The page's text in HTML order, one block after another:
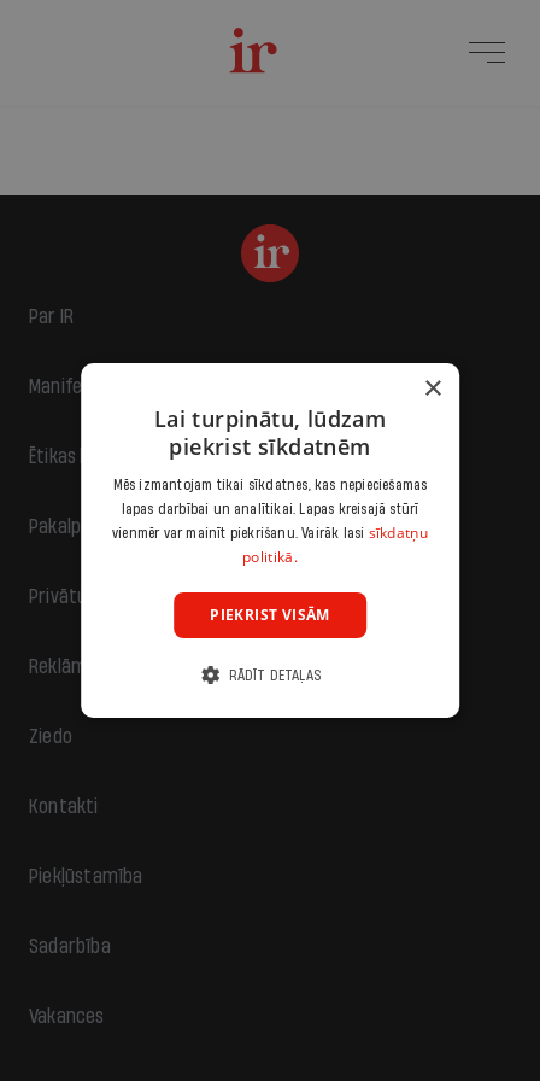
Par IR
Manifests
Ētikas kodekss
Pakalpojumu sniegšanas noteikumi
Privātuma politika
Reklāma
Ziedo
Kontakti
Piekļūstamība
Sadarbība
Vakances
×
Lai turpinātu, lūdzam
piekrist sīkdatnēm
Mēs izmantojam tikai sīkdatnes, kas nepieciešamas
lapas darbībai un analītikai. Lapas kreisajā stūrī
vienmēr var mainīt piekrišanu. Vairāk lasi sīkdatņu
politikā.
PIEKRIST VISĀM
RĀDĪT DETAĻAS